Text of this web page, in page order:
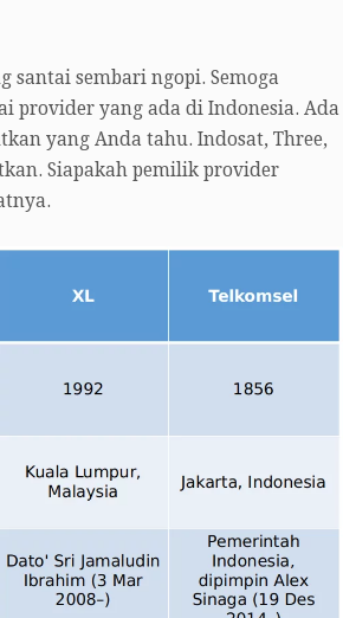
santai sembari ngopi. Semoga
provider yang ada di Indonesia. Ada
yang Anda tahu. Indosat, Three,
Siapakah pemilik provider